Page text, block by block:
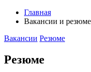
Главная
Вакансии и резюме
Вакансии Резюме
Резюме